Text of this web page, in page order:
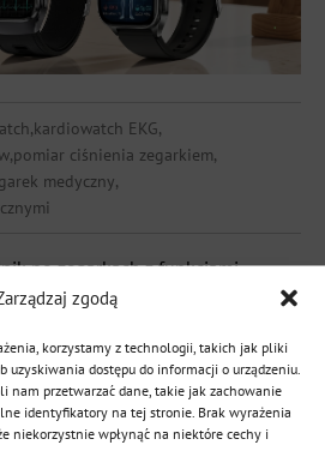
zgodą
korzystamy z technologii, takich jak pliki
uzyskiwania dostępu do informacji o urządzeniu.
nam przetwarzać dane, takie jak zachowanie
identyfikatory na tej stronie. Brak wyrażenia
niekorzystnie wpłynąć na niektóre cechy i
,kardiowatch EKG,
,pomiar ciśnienia zegarkiem,
medyczny,
po zegarkach z funkcjami
monitoruje EKG, ciśnienie i